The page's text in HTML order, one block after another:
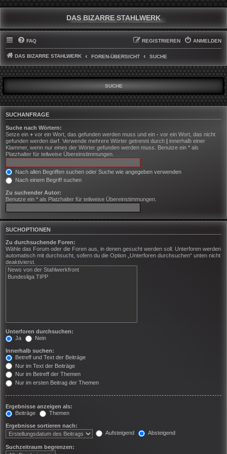
DAS BIZARRE STAHLWERK
FAQ ANMELDEN
REGISTRIEREN
DAS BIZARRE STAHLWERK FOREN-ÜBERSICHT SUCHE
SUCHE
SUCHANFRAGE
Suche nach Wörtern:
Setze ein + vor ein Wort, das gefunden werden muss und ein - vor ein Wort, das nicht
gefunden werden darf. Verwende mehrere Wörter getrennt durch | innerhalb einer
Klammer, wenn nur eines der Wörter gefunden werden muss. Benutze ein * als
Platzhalter für teilweise Übereinstimmungen.
Nach allen Begriffen suchen oder Suche wie angegeben verwenden
Nach einem Begriff suchen
Zu suchender Autor:
Benutze ein * als Platzhalter für teilweise Übereinstimmungen.
SUCHOPTIONEN
Zu durchsuchende Foren:
Wähle das Forum oder die Foren aus, in denen gesucht werden soll. Unterforen werden
automatisch mit durchsucht, sofern du die Option „Unterforen durchsuchen“ unten nicht
deaktivierst.
Unterforen durchsuchen:
Ja
Nein
Innerhalb suchen:
Betreff und Text der Beiträge
Nur im Text der Beiträge
Nur im Betreff der Themen
Nur im ersten Beitrag der Themen
Ergebnisse anzeigen als:
Beiträge
Themen
Ergebnisse sortieren nach:
Aufsteigend
Absteigend
Suchzeitraum begrenzen: